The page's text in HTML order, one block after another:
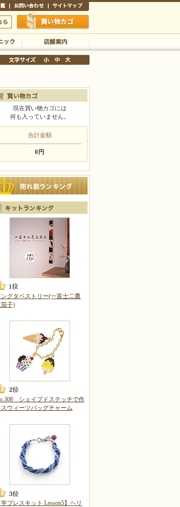
買い物かご
店舗案内
現在買い物カゴには
何も入っていません。
合計金額
0円
ングタペストリー(一富士二鷹
子)
シェイプドステッチで作
スウィーツバッグチャーム
学ブレスキット Lesson5】ヘリ